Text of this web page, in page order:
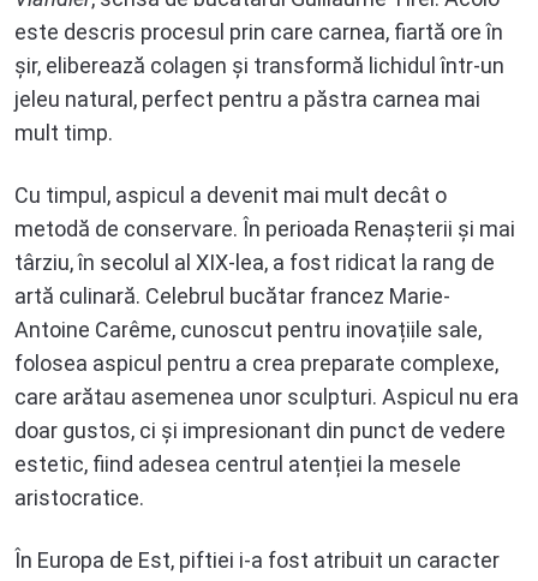
este descris procesul prin care carnea, fiartă ore în
șir, eliberează colagen și transformă lichidul într-un
jeleu natural, perfect pentru a păstra carnea mai
mult timp.
Cu timpul, aspicul a devenit mai mult decât o
metodă de conservare. În perioada Renașterii și mai
târziu, în secolul al XIX-lea, a fost ridicat la rang de
artă culinară. Celebrul bucătar francez Marie-
Antoine Carême, cunoscut pentru inovațiile sale,
folosea aspicul pentru a crea preparate complexe,
care arătau asemenea unor sculpturi. Aspicul nu era
doar gustos, ci și impresionant din punct de vedere
estetic, fiind adesea centrul atenției la mesele
aristocratice.
În Europa de Est, piftiei i-a fost atribuit un caracter